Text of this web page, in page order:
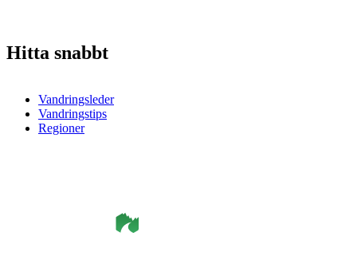
Hitta snabbt
Vandringsleder
Vandringstips
Regioner